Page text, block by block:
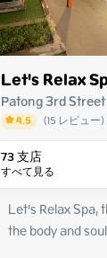
Let's Relax
Patong 3rd
4.5 (15 レビュー)
Saturday
Sunday
Monday
Tuesday
Wednesday
Thursday
73支店
すべて見る
Let’s Relax
the body and soul